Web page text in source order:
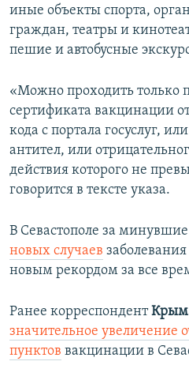
иные объекты спорта,
граждан, театры и
пешие и автобусные
«Можно проходить только
сертификата вакцинации
кода с портала госуслуг,
антител, или
действия которого не
говорится в тексте указа.
В Севастополе за
новых случаев заболевания
новым рекордом за все
Ранее корреспондент
значительное увеличение
пунктов вакцинации в